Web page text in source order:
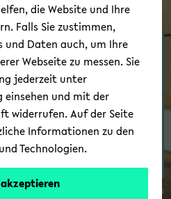
Fach­schaft & stu­den­ti­
sche Stu­di­en­be­ra­tung
© Uni­ver­si­tät Bie­le­feld
die Website und Ihre
Falls Sie zustimmen,
und Daten auch, um Ihre
Webseite zu messen. Sie
jederzeit unter
einsehen und mit der
widerrufen. Auf der Seite
Informationen zu den
Technologien.